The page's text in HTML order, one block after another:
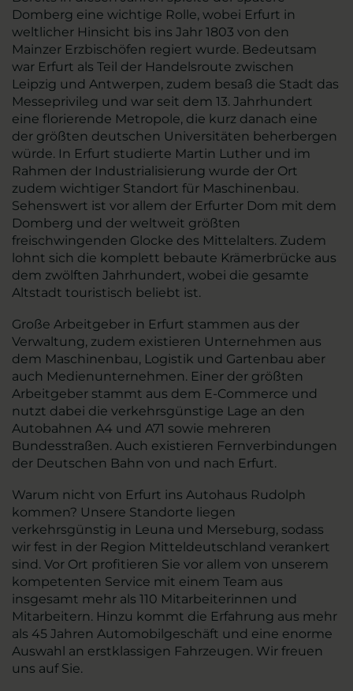
Domberg eine wichtige Rolle, wobei Erfurt in
weltlicher Hinsicht bis ins Jahr 1803 von den
Mainzer Erzbischöfen regiert wurde. Bedeutsam
war Erfurt als Teil der Handelsroute zwischen
Leipzig und Antwerpen, zudem besaß die Stadt das
Messeprivileg und war seit dem 13. Jahrhundert
eine florierende Metropole, die kurz danach eine
der größten deutschen Universitäten beherbergen
würde. In Erfurt studierte Martin Luther und im
Rahmen der Industrialisierung wurde der Ort
zudem wichtiger Standort für Maschinenbau.
Sehenswert ist vor allem der Erfurter Dom mit dem
Domberg und der weltweit größten
freischwingenden Glocke des Mittelalters. Zudem
lohnt sich die komplett bebaute Krämerbrücke aus
dem zwölften Jahrhundert, wobei die gesamte
Altstadt touristisch beliebt ist.
Große Arbeitgeber in Erfurt stammen aus der
Verwaltung, zudem existieren Unternehmen aus
dem Maschinenbau, Logistik und Gartenbau aber
auch Medienunternehmen. Einer der größten
Arbeitgeber stammt aus dem E-Commerce und
nutzt dabei die verkehrsgünstige Lage an den
Autobahnen A4 und A71 sowie mehreren
Bundesstraßen. Auch existieren Fernverbindungen
der Deutschen Bahn von und nach Erfurt.
Warum nicht von Erfurt ins Autohaus Rudolph
kommen? Unsere Standorte liegen
verkehrsgünstig in Leuna und Merseburg, sodass
wir fest in der Region Mitteldeutschland verankert
sind. Vor Ort profitieren Sie vor allem von unserem
kompetenten Service mit einem Team aus
insgesamt mehr als 110 Mitarbeiterinnen und
Mitarbeitern. Hinzu kommt die Erfahrung aus mehr
als 45 Jahren Automobilgeschäft und eine enorme
Auswahl an erstklassigen Fahrzeugen. Wir freuen
uns auf Sie.